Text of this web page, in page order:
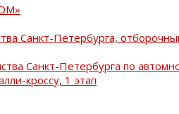
Санкт-Петербурга,
Санкт-Петербурга по
кроссу, 1 этап